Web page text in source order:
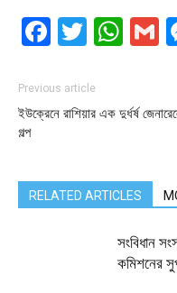
Previous article
ইউক্রেনে রাশিয়ার এক দুর্ধর্ষ
গল্প
RELATED ARTICLES
সংবিধান
কমিশনের